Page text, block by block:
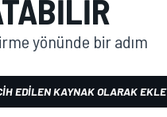
yönünde bir adım
EDILEN KAYNAK OLARAK EKLE